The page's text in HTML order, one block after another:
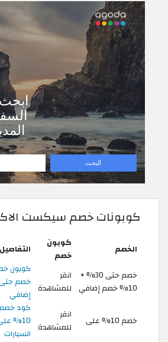
كوبونات خصم سيكست
الخصم
كوبون
خصم
التفاصيل
خصم حتى 30% +
10% خصم إضافي
انقر
للمشاهدة إضافي
خصم 10% على
انقر
للمشاهدة
10%
السيارات